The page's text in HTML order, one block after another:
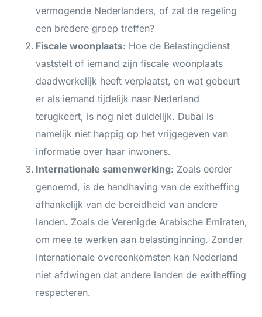
vermogende Nederlanders, of zal de regeling
een bredere groep treffen?
Fiscale woonplaats: Hoe de Belastingdienst
vaststelt of iemand zijn fiscale woonplaats
daadwerkelijk heeft verplaatst, en wat gebeurt
er als iemand tijdelijk naar Nederland
terugkeert, is nog niet duidelijk. Dubai is
namelijk niet happig op het vrijgegeven van
informatie over haar inwoners.
Internationale samenwerking: Zoals eerder
genoemd, is de handhaving van de exitheffing
afhankelijk van de bereidheid van andere
landen. Zoals de Verenigde Arabische Emiraten,
om mee te werken aan belastinginning. Zonder
internationale overeenkomsten kan Nederland
niet afdwingen dat andere landen de exitheffing
respecteren.